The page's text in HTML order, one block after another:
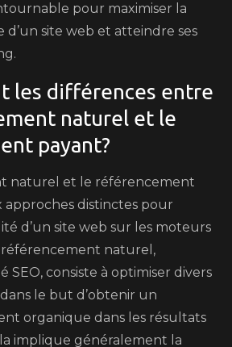
pour maximiser la
d’un site web et atteindre ses
les différences entre
naturel et le
payant?
naturel et le référencement
approches distinctes pour
d’un site web sur les moteurs
référencement naturel,
SEO, consiste à optimiser divers
le but d’obtenir un
organique dans les résultats
implique généralement la